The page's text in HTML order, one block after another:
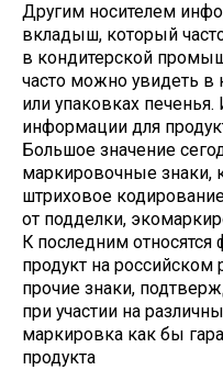
Другим носителем
вкладыш, который
в кондитерской
часто можно увидеть
или упаковках
информации для
Большое значение
маркировочные знаки,
штриховое
от подделки,
К последним
продукт на российском
прочие знаки,
при участии на
маркировка как бы
продукта